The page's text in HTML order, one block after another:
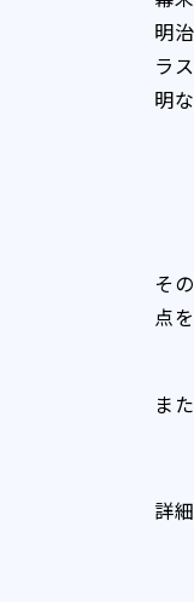
明
ラ
明
そ
点
ま
詳細